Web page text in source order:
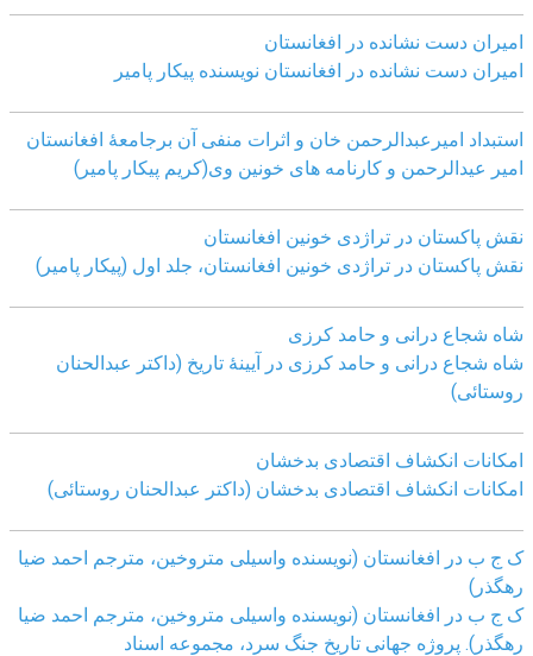
امیران دست نشانده در افغانستان
امیران دست نشانده در افغانستان نویسنده پیکار پامیر
استبداد امیرعبدالرحمن خان و اثرات منفی آن برجامعۀ افغانستان
امیر عیدالرحمن و کارنامه های خونین وی(کریم پیکار پامیر)
نقش پاکستان در تراژدی خونین افغانستان
نقش پاکستان در تراژدی خونین افغانستان، جلد اول (پیکار پامیر)
شاه شجاع درانی و حامد کرزی
شاه شجاع درانی و حامد کرزی در آیینۀ تاریخ (داکتر عبدالحنان
روستائی)
امکانات انکشاف اقتصادی بدخشان
امکانات انکشاف اقتصادی بدخشان (داکتر عبدالحنان روستائی)
ک ج ب در افغانستان (نویسنده واسیلی متروخین، مترجم احمد ضیا
رهگذر)
ک ج ب در افغانستان (نویسنده واسیلی متروخین، مترجم احمد ضیا
رهگذر). پروژه جهانی تاریخ جنگ سرد، مجموعه اسناد